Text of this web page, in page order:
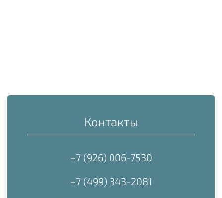
Контакты
+7 (926) 006-7530
+7 (499) 343-2081